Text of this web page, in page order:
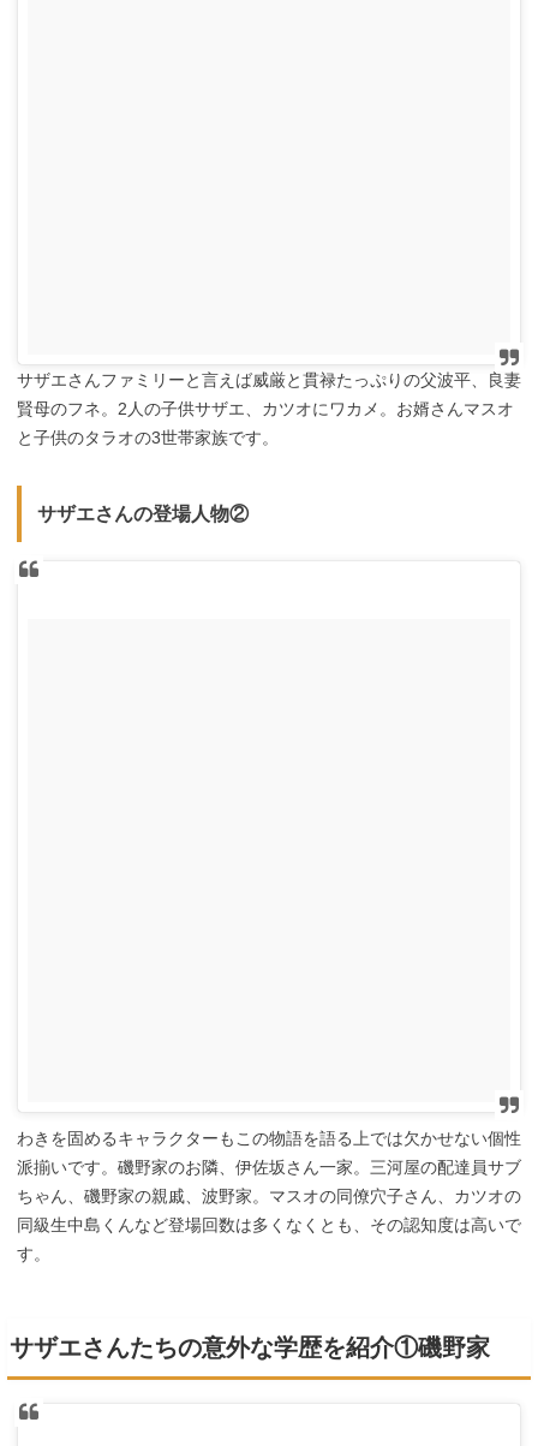
サザエさんファミリーと言えば威厳と貫禄たっぷりの父波平、良妻
賢母のフネ。2人の子供サザエ、カツオにワカメ。お婿さんマスオ
と子供のタラオの3世帯家族です。
サザエさんの登場人物②
わきを固めるキャラクターもこの物語を語る上では欠かせない個性
派揃いです。磯野家のお隣、伊佐坂さん一家。三河屋の配達員サブ
ちゃん、磯野家の親戚、波野家。マスオの同僚穴子さん、カツオの
同級生中島くんなど登場回数は多くなくとも、その認知度は高いで
す。
サザエさんたちの意外な学歴を紹介①磯野家